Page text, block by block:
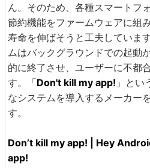
ん。そのため、各種スマートフ
節約機能をファームウェアに組
寿命を伸ばそうと工夫していま
ムはバックグラウンドでの起動
的に終了させ、ユーザーに不都
す。「Don't kill my app! 」とい
なシステムを導入するメーカー
す。
Don’t kill my app! | Hey
app!